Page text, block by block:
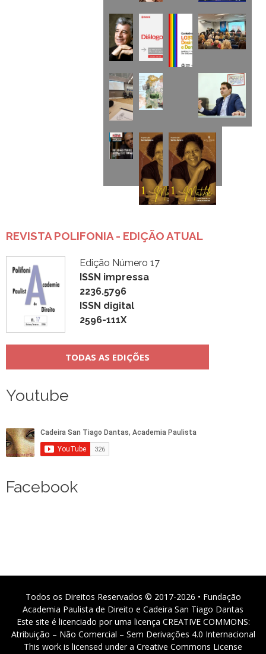
REVISTA POLIFONIA - EDIÇÃO ATUAL
Edição Número 17
ISSN impressa
2236.5796
ISSN digital
2596-111X
TODAS AS EDIÇÕES
Youtube
Facebook
Todos os Direitos Reservados © 2017-2026 • Fundação
Academia Paulista de Direito e Cadeira San Tiago Dantas
Este site é licenciado por uma licença CREATIVE COMMONS:
Atribuição – Não Comercial – Sem Derivações 4.0 Internacional
This work is licensed under a Creative Commons License